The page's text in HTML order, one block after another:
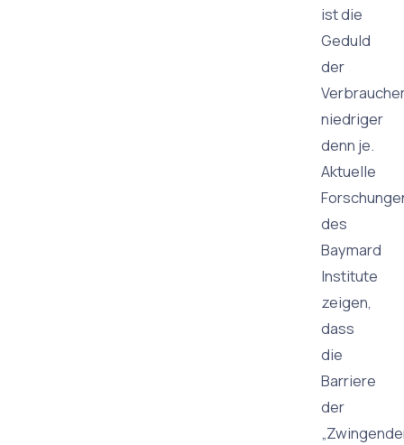
ist die
Geduld
der
niedriger
denn je.
Aktuelle
des
Baymard
Institute
zeigen,
dass
die
Barriere
der